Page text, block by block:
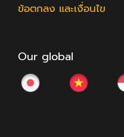
ข้อตกลง และเงื่อนไข
Our global